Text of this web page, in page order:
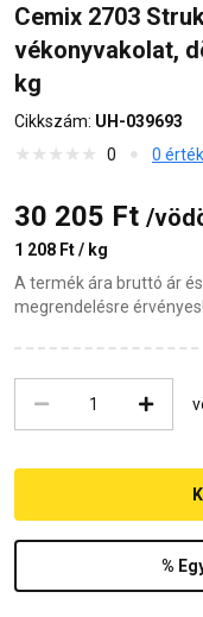
Cemix 2703
vékonyvakolat,
kg
Cikkszám: UH-039693
0
0
30 205 Ft /
1 208 Ft / kg
A termék ára bruttó ár
megrendelésre érvényes!
%